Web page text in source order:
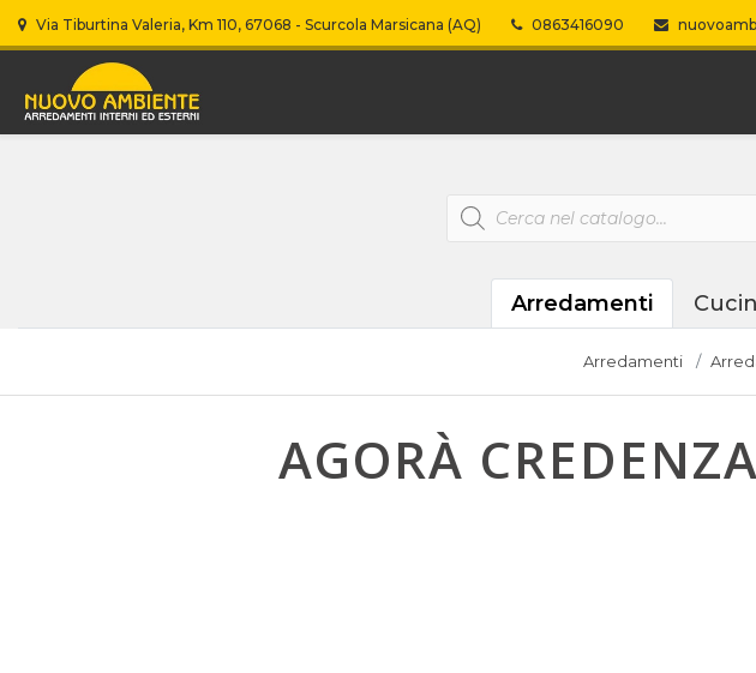
Via Tiburtina Valeria, Km 110, 67068 - Scurcola Marsicana (AQ) 0863416090
Products
search
Arredamenti
Arredamenti
AGORÀ